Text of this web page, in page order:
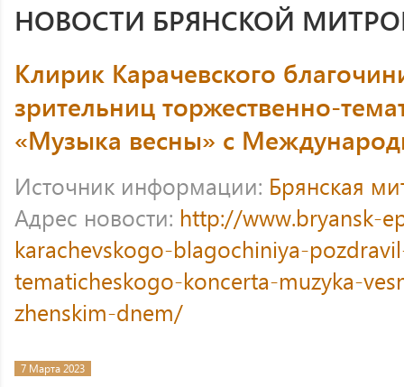
НОВОСТИ БРЯНСКОЙ
Клирик Карачевского
зрительниц торжественно-
«Музыка весны» с
Источник информации: Брянская
Адрес новости: http://www.bryansk-
karachevskogo-blagochiniya-
tematicheskogo-koncerta-muzyka-
zhenskim-dnem/
7 Марта 2023